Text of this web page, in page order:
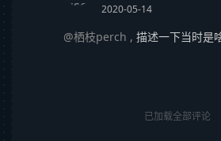
2020-05-14
@栖枝perch ,描述一下当时是
已加载全部评论